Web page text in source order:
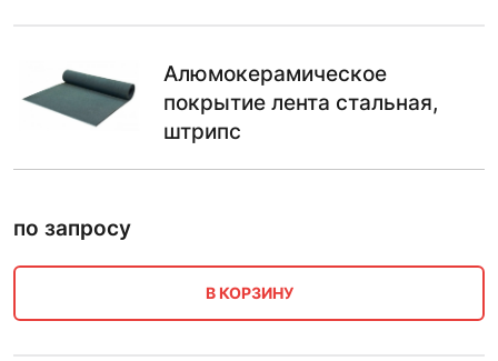
Алюмокерамическое
покрытие лента стальная,
штрипс
по запросу
В КОРЗИНУ